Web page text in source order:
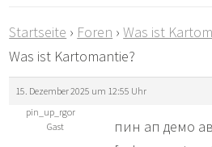
Startseite › Foren › Was ist
Was ist Kartomantie?
15. Dezember 2025 um 12:55 Uhr
pin_up_rgor
Gast
пин ап демо